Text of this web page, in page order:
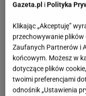
Gazeta.pl i Polityka
Klikając „Akceptuję”
przechowywanie plików
Zaufanych Partnerów i
końcowym. Możesz w
dotyczące plików
twoimi preferencjami
odnośnik „Ustawienia